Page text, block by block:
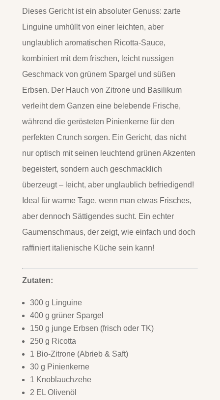
Dieses Gericht ist ein absoluter Genuss: zarte
Linguine umhüllt von einer leichten, aber
unglaublich aromatischen Ricotta-Sauce,
kombiniert mit dem frischen, leicht nussigen
Geschmack von grünem Spargel und süßen
Erbsen. Der Hauch von Zitrone und Basilikum
verleiht dem Ganzen eine belebende Frische,
während die gerösteten Pinienkerne für den
perfekten Crunch sorgen. Ein Gericht, das nicht
nur optisch mit seinen leuchtend grünen Akzenten
begeistert, sondern auch geschmacklich
überzeugt – leicht, aber unglaublich befriedigend!
Ideal für warme Tage, wenn man etwas Frisches,
aber dennoch Sättigendes sucht. Ein echter
Gaumenschmaus, der zeigt, wie einfach und doch
raffiniert italienische Küche sein kann!
Zutaten:
300 g Linguine
400 g grüner Spargel
150 g junge Erbsen (frisch oder TK)
250 g Ricotta
1 Bio-Zitrone (Abrieb & Saft)
30 g Pinienkerne
1 Knoblauchzehe
2 EL Olivenöl